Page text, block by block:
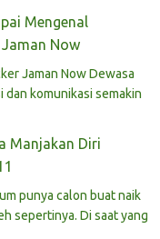
Mengenal
Now
Jaman Now Dewasa
komunikasi semakin
Manjakan Diri
punya calon buat naik
sepertinya. Di saat yang